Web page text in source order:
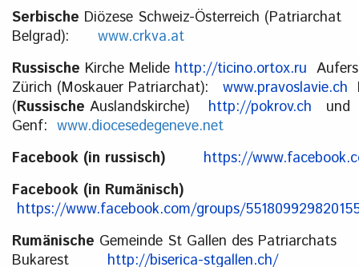
Serbische Diözese Schweiz-Österreich (Patriarchat
Belgrad):
www.crkva.at
Russische Kirche Melide http://ticino.ortox.ru
Zürich (Moskauer Patriarchat): www.pravoslavie.ch
(Russische Auslandskirche) http://pokrov.ch und
Genf: www.diocesedegeneve.net
Facebook (in russisch) https://
Facebook (in Rumänisch)
https://www.facebook.com/groups/
Rumänische Gemeinde St Gallen des Patriarchats
Bukarest http://biserica-stgallen.ch/